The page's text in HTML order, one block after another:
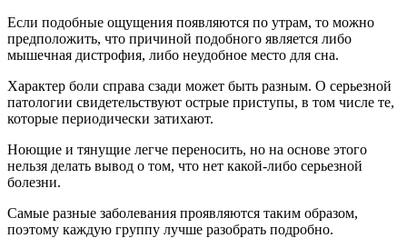
Если подобные ощущения появляются по утрам, то можно
предположить, что причиной подобного является либо
мышечная дистрофия, либо неудобное место для сна.
Характер боли справа сзади может быть разным. О серьезной
патологии свидетельствуют острые приступы, в том числе те,
которые периодически затихают.
Ноющие и тянущие легче переносить, но на основе этого
нельзя делать вывод о том, что нет какой-либо серьезной
болезни.
Самые разные заболевания проявляются таким образом,
поэтому каждую группу лучше разобрать подробно.